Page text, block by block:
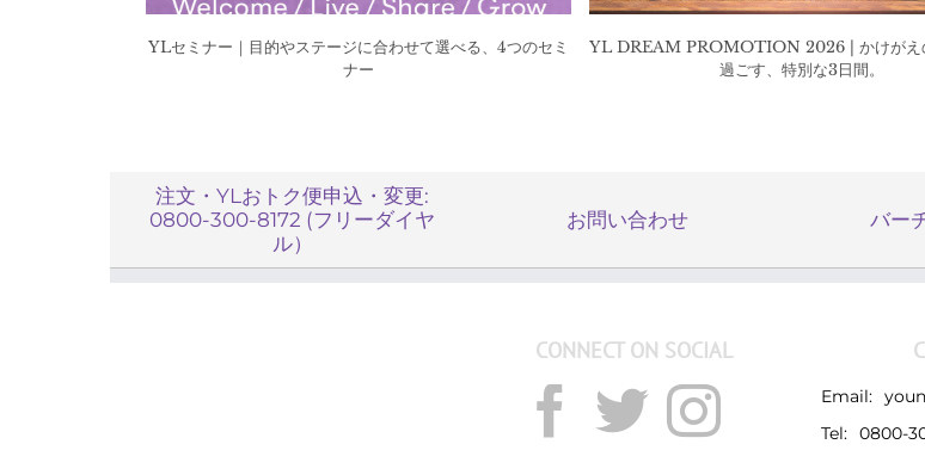
YLセミナー｜目的やステージに合わせて選べる、4つのセミ
ナー
YL DREAM PROMOTION 2026 | かけがえ
過ごす、特別な3日間。
注文・YLおトク便申込・変更:
0800-300-8172 (フリーダイヤ
ル）
お問い合わせ バー
CONNECT ON SOCIAL
Email:
Tel: 0800-